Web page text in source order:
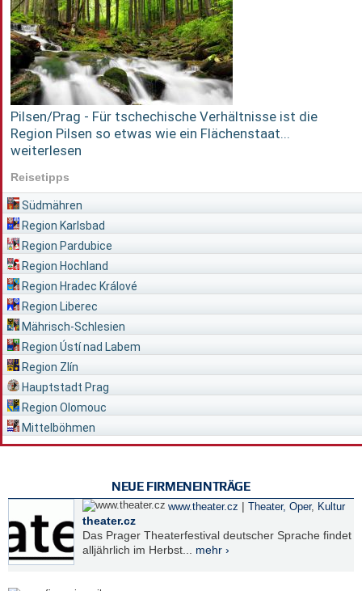
Pilsen/Prag - Für tschechische Verhältnisse ist die
Region Pilsen so etwas wie ein Flächenstaat...
weiterlesen
Reisetipps
Südmähren
Region Karlsbad
Region Pardubice
Region Hochland
Region Hradec Králové
Region Liberec
Mährisch-Schlesien
Region Ústí nad Labem
Region Zlín
Hauptstadt Prag
Region Olomouc
Mittelböhmen
NEUE FIRMENEINTRÄGE
www.theater.cz | Theater, Oper, Kultur
theater.cz
Das Prager Theaterfestival deutscher Sprache findet
alljährlich im Herbst... mehr ›